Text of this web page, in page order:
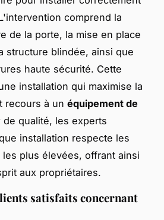
comprend la
de la porte, la mise en place
structure blindée, ainsi que
haute sécurité. Cette
installation qui maximise la
recours à un équipement de
de qualité, les experts
installation respecte les
plus élevées, offrant ainsi
aux propriétaires.
satisfaits concernant